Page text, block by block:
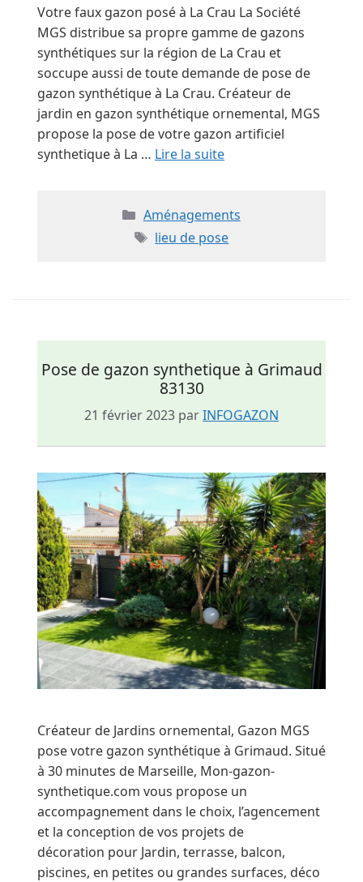
Votre faux gazon posé à La Crau La Société
MGS distribue sa propre gamme de gazons
synthétiques sur la région de La Crau et
soccupe aussi de toute demande de pose de
gazon synthétique à La Crau. Créateur de
jardin en gazon synthétique ornemental, MGS
propose la pose de votre gazon artificiel
synthetique à La … Lire la suite
Catégories
Aménagements
Étiquettes
lieu de pose
Pose de gazon synthetique à Grimaud
83130
21 février 2023 parINFOGAZON
Créateur de Jardins ornemental, Gazon MGS
pose votre gazon synthétique à Grimaud. Situé
à 30 minutes de Marseille, Mon-gazon-
synthetique.com vous propose un
accompagnement dans le choix, l’agencement
et la conception de vos projets de
décoration pour Jardin, terrasse, balcon,
piscines, en petites ou grandes surfaces, déco